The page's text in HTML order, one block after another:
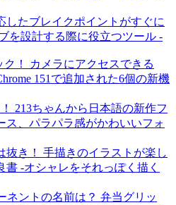
したブレイクポイントがすぐに
を設計する際に役立つツール -
ク！ カメラにアクセスできる
151で追加された6個の新機
213ちゃんから日本語の新作フ
ス、パラパラ感がかわいいフォ
抜き！ 手描きのイラストが楽し
書 -オシャレをそれっぽく描く
ネントの名前は？ 弁当グリッ